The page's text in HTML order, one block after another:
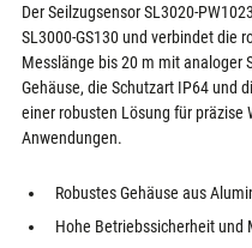
Der Seilzugsensor SL3020-
SL3000-GS130 und verbindet die
Messlänge bis 20 m mit analoger
Gehäuse, die Schutzart IP64 und
einer robusten Lösung für präzise
Anwendungen.
Robustes Gehäuse aus
Hohe Betriebssicherheit und